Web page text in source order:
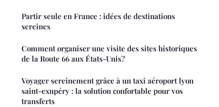
Partir seule en France : idées de destinations
sereines
Comment organiser une visite des sites historiques
de la Route 66 aux États-Unis?
Voyager sereinement grâce à un taxi aéroport lyon
saint-exupéry : la solution confortable pour vos
transferts